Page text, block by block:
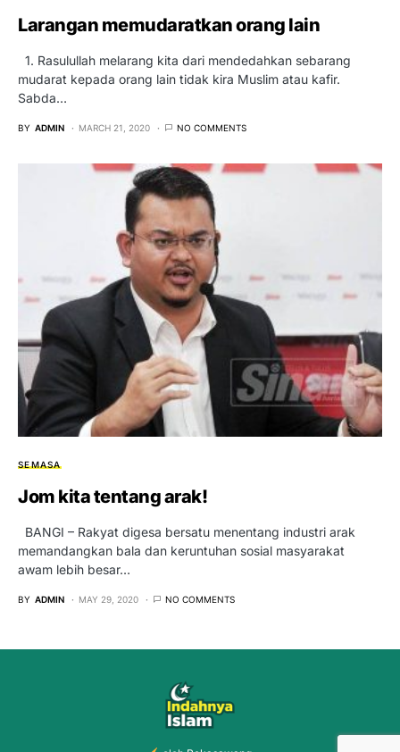
Larangan memudaratkan orang lain
1. Rasulullah melarang kita dari mendedahkan sebarang
mudarat kepada orang lain tidak kira Muslim atau kafir.
Sabda…
BY ADMIN MARCH 21, 2020 NO COMMENTS
SEMASA
Jom kita tentang arak!
BANGI – Rakyat digesa bersatu menentang industri arak
memandangkan bala dan keruntuhan sosial masyarakat
awam lebih besar…
BY ADMIN MAY 29, 2020 NO COMMENTS